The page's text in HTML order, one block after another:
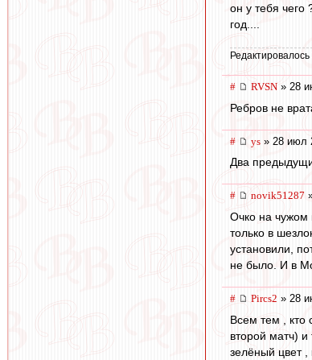
он у тебя чего
год....
# RVSN » 28
Ребров не
# ys » 28 июл
Два
# novik51287
Очко на чужом
только в
установили,
не было. И в
# Pircs2 » 28
Всем тем ,
второй матч)
зелёный цвет ,